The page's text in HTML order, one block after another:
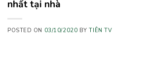
nhất tại nhà
POSTED ON 03/10/2020 BYTIÊN TV